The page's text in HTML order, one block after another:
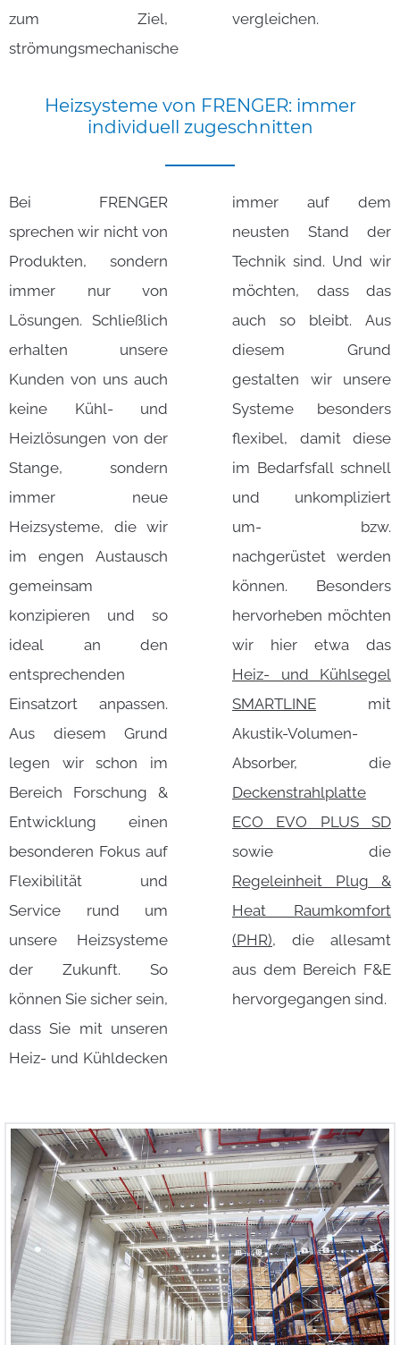
zum Ziel,
strömungsmechanische
vergleichen.
Heizsysteme von FRENGER: immer
individuell zugeschnitten
Bei FRENGER
sprechen wir nicht von
Produkten, sondern
immer nur von
Lösungen. Schließlich
erhalten unsere
Kunden von uns auch
keine Kühl- und
Heizlösungen von der
Stange, sondern
immer neue
Heizsysteme, die wir
im engen Austausch
gemeinsam
konzipieren und so
ideal an den
entsprechenden
Einsatzort anpassen.
Aus diesem Grund
legen wir schon im
Bereich Forschung &
Entwicklung einen
besonderen Fokus auf
Flexibilität und
Service rund um
unsere Heizsysteme
der Zukunft. So
können Sie sicher sein,
dass Sie mit unseren
Heiz- und Kühldecken
immer auf dem
neusten Stand der
Technik sind. Und wir
möchten, dass das
auch so bleibt. Aus
diesem Grund
gestalten wir unsere
Systeme besonders
flexibel, damit diese
im Bedarfsfall schnell
und unkompliziert
um- bzw.
nachgerüstet werden
können. Besonders
hervorheben möchten
wir hier etwa das
Heiz- und Kühlsegel
SMARTLINE mit
Akustik-Volumen-
Absorber, die
Deckenstrahlplatte
ECO EVO PLUS SD
sowie die
Regeleinheit Plug &
Heat Raumkomfort
(PHR), die allesamt
aus dem Bereich F&E
hervorgegangen sind.